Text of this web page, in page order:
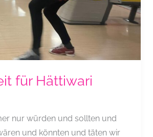
für Hättiwari
nur würden und sollten und
und könnten und täten wir